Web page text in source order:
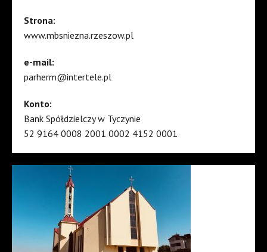
Strona:
www.mbsniezna.rzeszow.pl
e-mail:
parherm@intertele.pl
Konto:
Bank Spółdzielczy w Tyczynie
52 9164 0008 2001 0002 4152 0001